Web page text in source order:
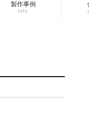
製作事例
info